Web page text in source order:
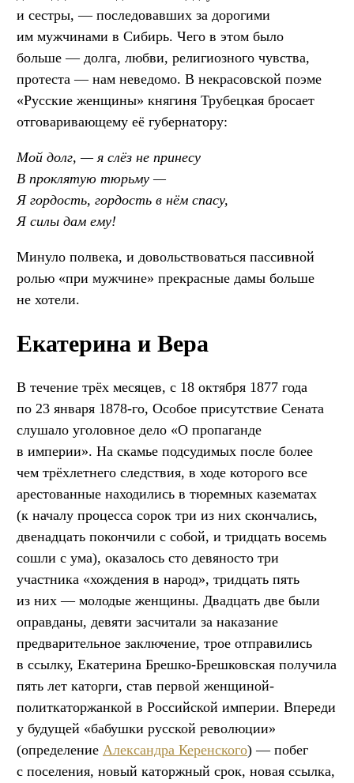
и сестры, — последовавших за дорогими
им мужчинами в Сибирь. Чего в этом было
больше — долга, любви, религиозного чувства,
протеста — нам неведомо. В некрасовской поэме
«Русские женщины» княгиня Трубецкая бросает
отговаривающему её губернатору:
Мой долг, — я слёз не принесу
В проклятую тюрьму —
Я гордость, гордость в нём спасу,
Я силы дам ему!
Минуло полвека, и довольствоваться пассивной
ролью «при мужчине» прекрасные дамы больше
не хотели.
Екатерина и Вера
В течение трёх месяцев, с 18 октября 1877 года
по 23 января 1878-го, Особое присутствие Сената
слушало уголовное дело «О пропаганде
в империи». На скамье подсудимых после более
чем трёхлетнего следствия, в ходе которого все
арестованные находились в тюремных казематах
(к началу процесса сорок три из них скончались,
двенадцать покончили с собой, и тридцать восемь
сошли с ума), оказалось сто девяносто три
участника «хождения в народ», тридцать пять
из них — молодые женщины. Двадцать две были
оправданы, девяти засчитали за наказание
предварительное заключение, трое отправились
в ссылку, Екатерина Брешко-Брешковская получила
пять лет каторги, став первой женщиной-
политкаторжанкой в Российской империи. Впереди
у будущей «бабушки русской революции»
(определение Александра Керенского) — побег
с поселения, новый каторжный срок, новая ссылка,